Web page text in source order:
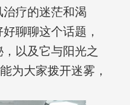
疗的迷茫和渴
聊聊这个话题，
以及它与阳光之
为大家拨开迷雾，